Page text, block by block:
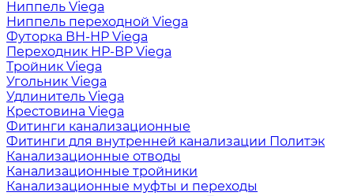
Ниппель Viega
Ниппель переходной Viega
Футорка ВН-НР Viega
Переходник НР-ВР Viega
Тройник Viega
Угольник Viega
Удлинитель Viega
Крестовина Viega
Фитинги канализационные
Фитинги для внутренней канализации Политэк
Канализационные отводы
Канализационные тройники
Канализационные муфты и переходы